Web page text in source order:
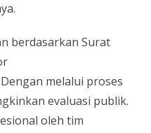
berdasarkan Surat
melalui proses
evaluasi publik.
oleh tim